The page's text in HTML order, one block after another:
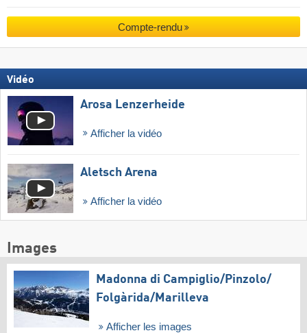
Compte-rendu
Vidéo
Arosa Lenzerheide
Afficher la vidéo
Aletsch Arena
Afficher la vidéo
Images
Madonna di Campiglio/​Pinzolo/​
Folgàrida/​Marilleva
Afficher les images